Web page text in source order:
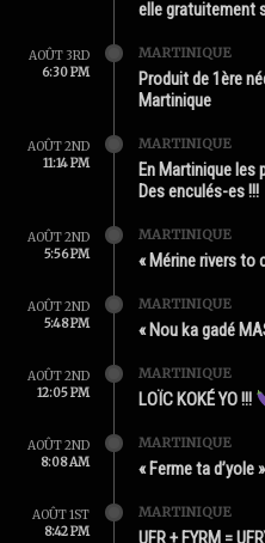
elle gratuitement
AOÛT 3RD
6:30 PM
MARTINIQUE
Produit de 1ère
Martinique
AOÛT 2ND
11:14 PM
MARTINIQUE
En Martinique les
Des enculés-es !!!
AOÛT 2ND
5:56 PM
MARTINIQUE
« Mérine rivers to
AOÛT 2ND
5:48 PM
MARTINIQUE
« Nou ka gadé
AOÛT 2ND
12:05 PM
MARTINIQUE
LOÏC KOKÉ YO !!!
AOÛT 2ND
8:08 AM
MARTINIQUE
« Ferme ta d’yole »
AOÛT 1ST
8:42 PM
MARTINIQUE
UFR + FYRM =